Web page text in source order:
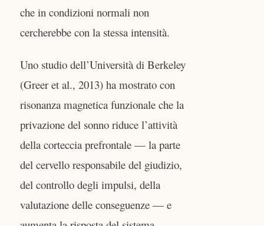
che in condizioni normali non
cercherebbe con la stessa intensità.
Uno studio dell’Università di Berkeley
(Greer et al., 2013) ha mostrato con
risonanza magnetica funzionale che la
privazione del sonno riduce l’attività
della corteccia prefrontale — la parte
del cervello responsabile del giudizio,
del controllo degli impulsi, della
valutazione delle conseguenze — e